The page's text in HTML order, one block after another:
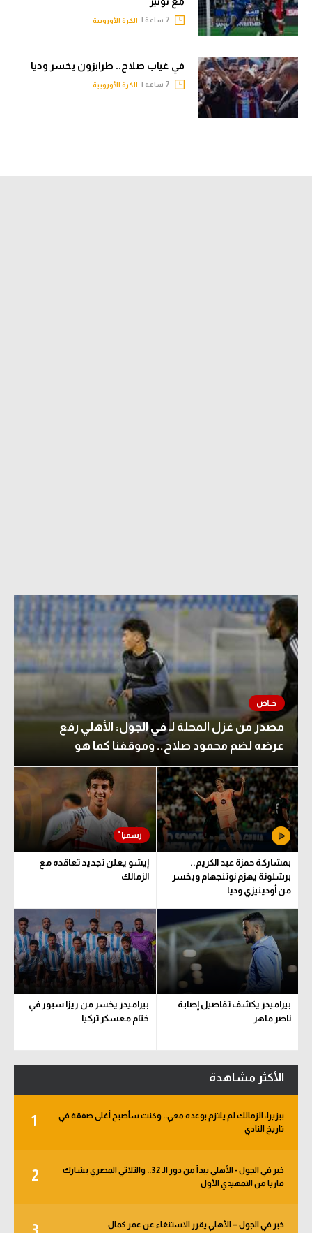
الكرة الأوروبية
في غياب صلاح.. طرابزون يخسر وديا
الكرة الأوروبية
مصدر من غزل المحلة لـ في الجول: الأهلي رفع
عرضه لضم محمود صلاح.. وموقفنا كما هو
بمشاركة حمزة عبد الكريم..
برشلونة يهزم نوتنجهام ويخسر
من أودينيزي وديا
إيشو يعلن تجديد تعاقده مع
الزمالك
بيراميدز يكشف تفاصيل إصابة
ناصر ماهر
بيراميدز يخسر من ريزا سبور في
ختام معسكر تركيا
الأكثر مشاهدة
1
بيزيرا: الزمالك لم يلتزم بوعده معي.. وكنت سأصبح أغلى صفقة في
تاريخ النادي
2
خبر في الجول - الأهلي يبدأ من دور الـ 32.. والثلاثي المصري يشارك
قاريا من التمهيدي الأول
خبر في الجول – الأهلي يقرر الاستنغاء عن عمر كمال